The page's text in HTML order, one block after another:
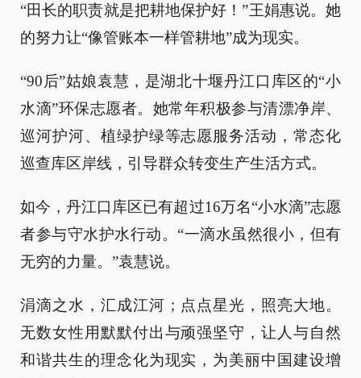
“田长的职责就是把耕地保护好！”王娟惠说。她
的努力让“像管账本一样管耕地”成为现实。
“90后”姑娘袁慧，是湖北十堰丹江口库区的“小
水滴”环保志愿者。她常年积极参与清漂净岸、
巡河护河、植绿护绿等志愿服务活动，常态化
巡查库区岸线，引导群众转变生产生活方式。
如今，丹江口库区已有超过16万名“小水滴”志愿
者参与守水护水行动。“一滴水虽然很小，但有
无穷的力量。”袁慧说。
涓滴之水，汇成江河；点点星光，照亮大地。
无数女性用默默付出与顽强坚守，让人与自然
和谐共生的理念化为现实，为美丽中国建设增